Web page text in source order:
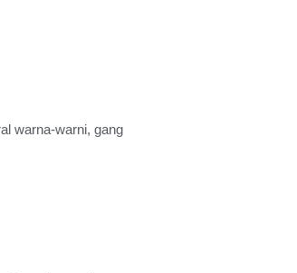
warna-warni, gang